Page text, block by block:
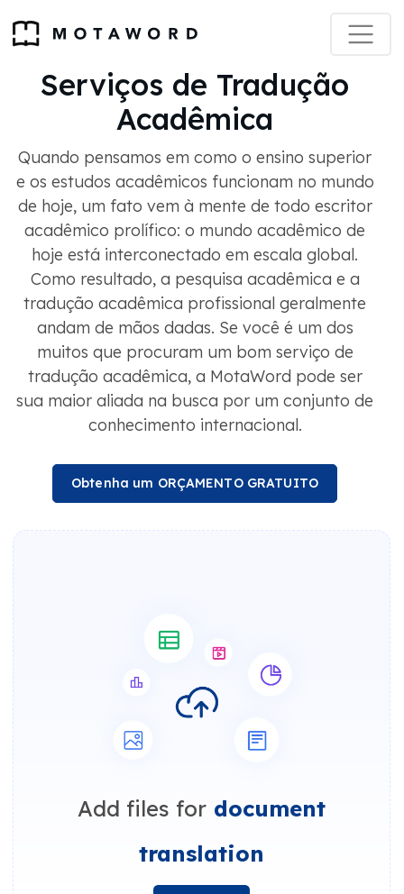
Serviços de Tradução
Acadêmica
Quando pensamos em como o ensino superior
e os estudos acadêmicos funcionam no mundo
de hoje, um fato vem à mente de todo escritor
acadêmico prolífico: o mundo acadêmico de
hoje está interconectado em escala global.
Como resultado, a pesquisa acadêmica e a
tradução acadêmica profissional geralmente
andam de mãos dadas. Se você é um dos
muitos que procuram um bom serviço de
tradução acadêmica, a MotaWord pode ser
sua maior aliada na busca por um conjunto de
conhecimento internacional.
Obtenha um ORÇAMENTO GRATUITO
Add files for document
translation